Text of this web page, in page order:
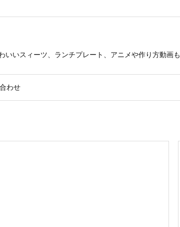
いスィーツ、ランチプレート、アニメや作り方動画も
わせ